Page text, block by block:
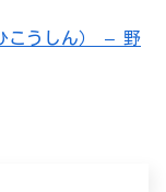
こうしん） – 野